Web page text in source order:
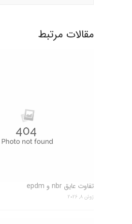
مقالات مرتبط
تفاوت عایق nbr و epdm
ژوئن 8, 2026